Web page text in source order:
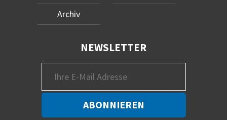
Archiv
NEWSLETTER